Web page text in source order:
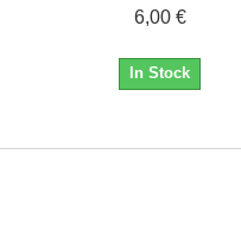
6,00 €
In Stock